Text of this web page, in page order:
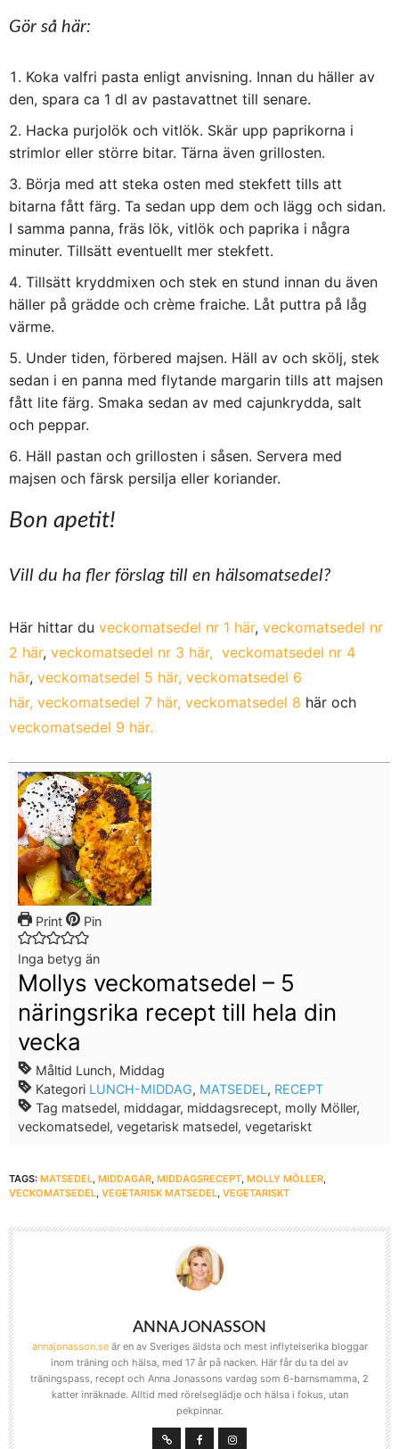
Gör så här:
Koka valfri pasta enligt anvisning. Innan du häller av
den, spara ca 1 dl av pastavattnet till senare.
Hacka purjolök och vitlök. Skär upp paprikorna i
strimlor eller större bitar. Tärna även grillosten.
Börja med att steka osten med stekfett tills att
bitarna fått färg. Ta sedan upp dem och lägg och sidan.
I samma panna, fräs lök, vitlök och paprika i några
minuter. Tillsätt eventuellt mer stekfett.
Tillsätt kryddmixen och stek en stund innan du även
häller på grädde och crème fraiche. Låt puttra på låg
värme.
Under tiden, förbered majsen. Häll av och skölj, stek
sedan i en panna med flytande margarin tills att majsen
fått lite färg. Smaka sedan av med cajunkrydda, salt
och peppar.
Häll pastan och grillosten i såsen. Servera med
majsen och färsk persilja eller koriander.
Bon apetit!
Vill du ha fler förslag till en hälsomatsedel?
Här hittar du veckomatsedel nr 1 här, veckomatsedel nr
2 här, veckomatsedel nr 3 här, veckomatsedel nr 4
här, veckomatsedel 5 här, veckomatsedel 6
här, veckomatsedel 7 här, veckomatsedel 8 här och
veckomatsedel 9 här.
Print Pin
Inga betyg än
Mollys veckomatsedel – 5
näringsrika recept till hela din
vecka
Måltid Lunch, Middag
Kategori LUNCH-MIDDAG, MATSEDEL , RECEPT
Tag matsedel, middagar, middagsrecept, molly Möller,
veckomatsedel, vegetarisk matsedel, vegetariskt
TAGS: MATSEDEL MIDDAGAR MIDDAGSRECEPT MOLLY MÖLLER
VECKOMATSEDEL VEGETARISK MATSEDEL VEGETARISKT
ANNA JONASSON
annajonasson.seär en av Sveriges äldsta och mest inflytelserika bloggar
inom träning och hälsa, med 17 år på nacken. Här får du ta del av
träningspass, recept och Anna Jonassons vardag som 6-barnsmamma, 2
katter inräknade. Alltid med rörelseglädje och hälsa i fokus, utan
pekpinnar.